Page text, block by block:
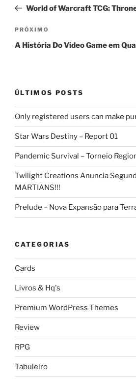
Post
anterior
World of Warcraft TCG:
Próximo
post
PRÓXIMO
A História Do Video Game em
ÚLTIMOS POSTS
Only registered users can make
Star Wars Destiny – Report 01
Pandemic Survival – Torneio
Twilight Creations Anuncia
MARTIANS!!!
Prelude – Nova Expansão para
CATEGORIAS
Cards
Livros & Hq's
Premium WordPress Themes
Review
RPG
Tabuleiro